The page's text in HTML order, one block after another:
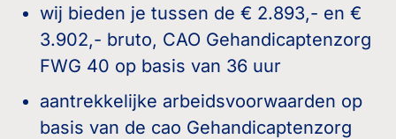
wij bieden je tussen de € 2.893,- en €
3.902,- bruto, CAO Gehandicaptenzorg
FWG 40 op basis van 36 uur
aantrekkelijke arbeidsvoorwaarden op
basis van de cao Gehandicaptenzorg